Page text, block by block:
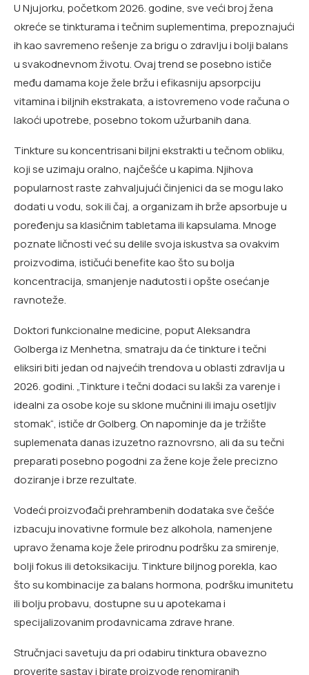
U Njujorku, početkom 2026. godine, sve veći broj žena
okreće se tinkturama i tečnim suplementima, prepoznajući
ih kao savremeno rešenje za brigu o zdravlju i bolji balans
u svakodnevnom životu. Ovaj trend se posebno ističe
među damama koje žele bržu i efikasniju apsorpciju
vitamina i biljnih ekstrakata, a istovremeno vode računa o
lakoći upotrebe, posebno tokom užurbanih dana.
Tinkture su koncentrisani biljni ekstrakti u tečnom obliku,
koji se uzimaju oralno, najčešće u kapima. Njihova
popularnost raste zahvaljujući činjenici da se mogu lako
dodati u vodu, sok ili čaj, a organizam ih brže apsorbuje u
poređenju sa klasičnim tabletama ili kapsulama. Mnoge
poznate ličnosti već su delile svoja iskustva sa ovakvim
proizvodima, ističući benefite kao što su bolja
koncentracija, smanjenje nadutosti i opšte osećanje
ravnoteže.
Doktori funkcionalne medicine, poput Aleksandra
Golberga iz Menhetna, smatraju da će tinkture i tečni
eliksiri biti jedan od najvećih trendova u oblasti zdravlja u
2026. godini. „Tinkture i tečni dodaci su lakši za varenje i
idealni za osobe koje su sklone mučnini ili imaju osetljiv
stomak“, ističe dr Golberg. On napominje da je tržište
suplemenata danas izuzetno raznovrsno, ali da su tečni
preparati posebno pogodni za žene koje žele precizno
doziranje i brze rezultate.
Vodeći proizvođači prehrambenih dodataka sve češće
izbacuju inovativne formule bez alkohola, namenjene
upravo ženama koje žele prirodnu podršku za smirenje,
bolji fokus ili detoksikaciju. Tinkture biljnog porekla, kao
što su kombinacije za balans hormona, podršku imunitetu
ili bolju probavu, dostupne su u apotekama i
specijalizovanim prodavnicama zdrave hrane.
Stručnjaci savetuju da pri odabiru tinktura obavezno
proverite sastav i birate proizvode renomiranih